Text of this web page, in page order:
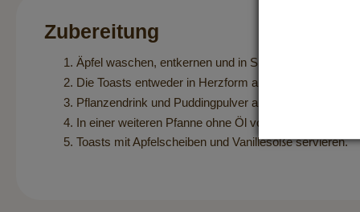
Zubereitung
Äpfel waschen, entkernen und in Spalten schneiden.
Die Toasts entweder in Herzform ausstechen oder so
Pflanzendrink und Puddingpulver aufkochen und ggf.
In einer weiteren Pfanne ohne Öl von beiden Seiten
Toasts mit Apfelscheiben und Vanillesoße servieren.